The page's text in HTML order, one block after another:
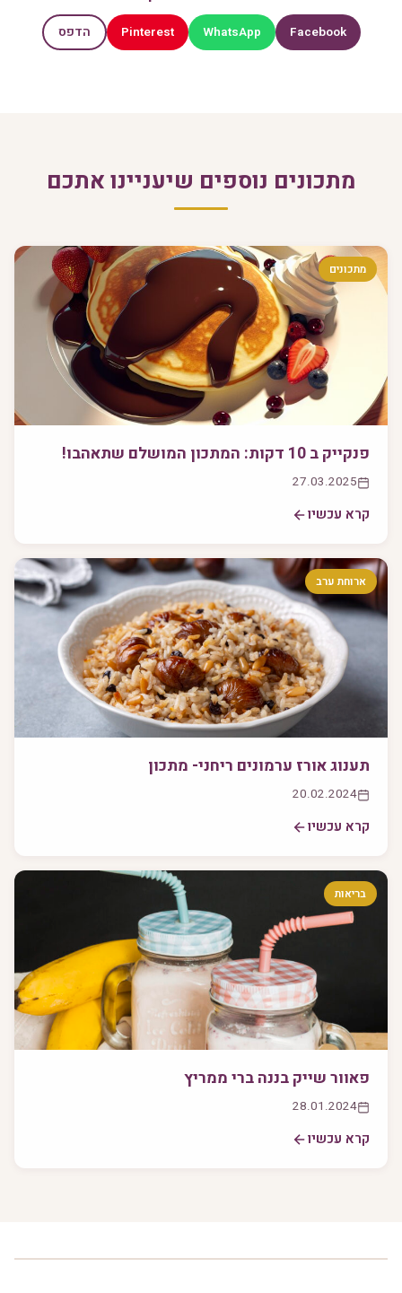
Facebook
WhatsApp
Pinterest הדפס
מתכונים נוספים שיעניינו אתכם
מתכונים
פנקייק ב 10 דקות: המתכון המושלם שתאהבו!
27.03.2025
קרא עכשיו
ארוחת ערב
תענוג אורז ערמונים ריחני- מתכון
20.02.2024
קרא עכשיו
בריאות
פאוור שייק בננה ברי ממריץ
28.01.2024
קרא עכשיו